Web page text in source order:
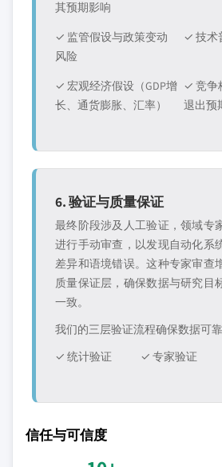
其预期影响
✓ 监管假设与政策变动
风险
✓ 技术
✓ 宏观经济假设（GDP增
长、通货膨胀、汇率）
✓ 竞争
退出预
6. 验证与质量保证
最终阶段涉及人工验证，领域专
进行手动审查，以发现自动化系
差异和语境错误。这种专家审查
质量保证层，确保数据与研究目
一致。
我们的三层验证流程确保数据可
✓ 统计验证
✓ 专家验证
信任与可信度